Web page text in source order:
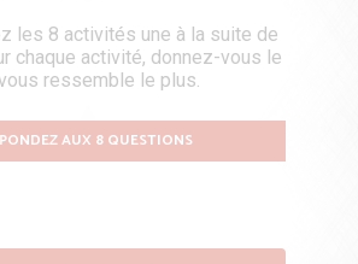
les 8 activités une à la suite de
chaque activité, donnez-vous le
ressemble le plus.
AUX 8 QUESTIONS